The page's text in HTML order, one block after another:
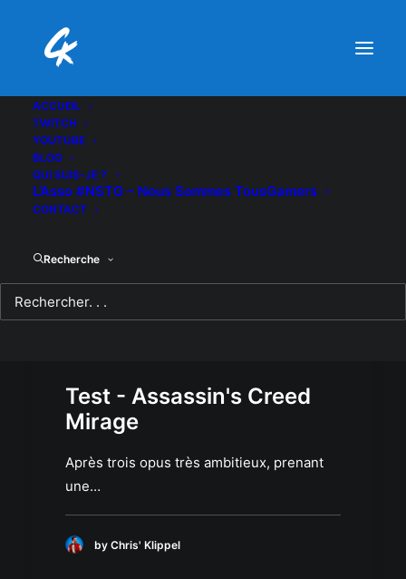
ACCUEIL
TWITCH
YOUTUBE
BLOG
QUI SUIS-JE ?
L’Asso #NSTG – Nous Sommes TousGamers
CONTACT
Recherche
Test - Assassin's Creed
Mirage
Après trois opus très ambitieux, prenant
une…
by Chris' Klippel